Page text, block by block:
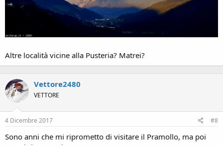
Altre località vicine alla Pusteria? Matrei?
Vettore2480
VETTORE
4 Dicembre 2017 #8
Sono anni che mi riprometto di visitare il Pramollo, ma poi